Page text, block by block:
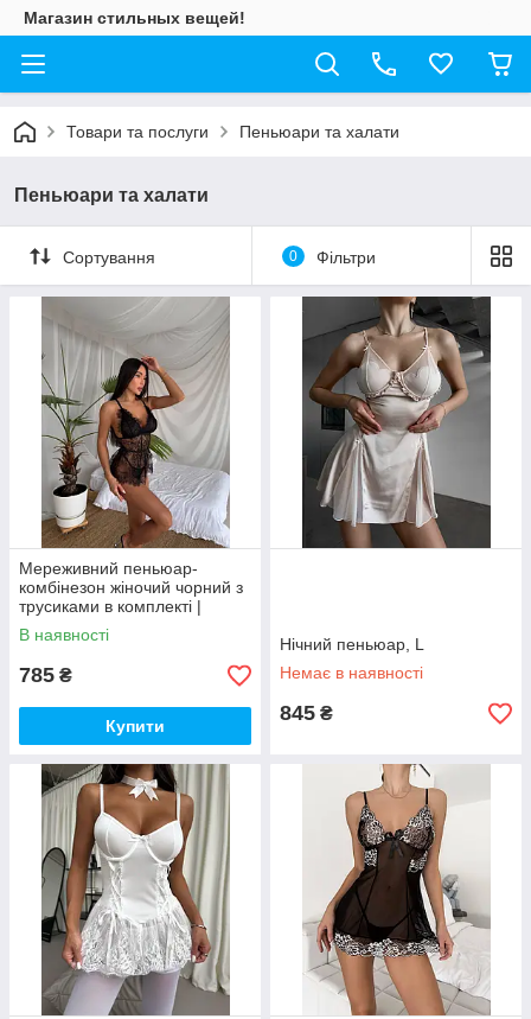
Магазин стильных вещей!
Товари та послуги Пеньюари та халати
Пеньюари та халати
Сортування 0 Фільтри
Мереживний пеньюар-
комбінезон жіночий чорний з
трусиками в комплекті |
Еротична білизна для
романтичного вечора
В наявності
785 ₴
Купити
Нічний пеньюар, L
Немає в наявності
845 ₴